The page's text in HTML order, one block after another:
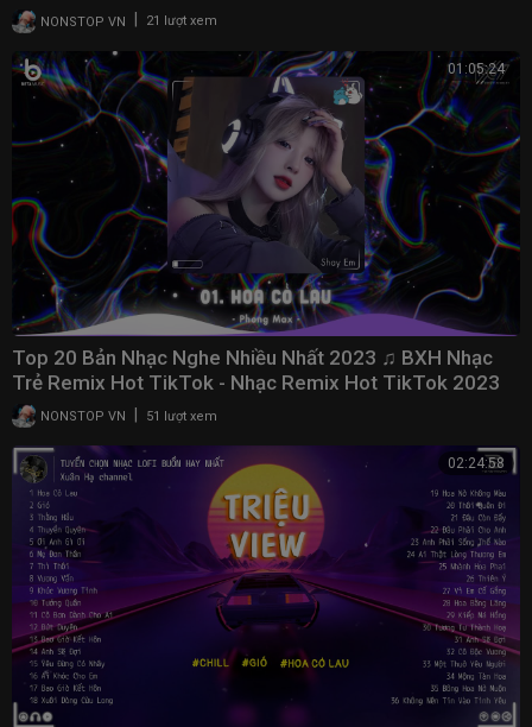
NONSTOP VN 21 lượt xem
01:05:24
Top 20 Bản Nhạc Nghe Nhiều Nhất 2023 ♫ BXH Nhạc
Trẻ Remix Hot TikTok - Nhạc Remix Hot TikTok 2023
NONSTOP VN 51 lượt xem
02:24:58